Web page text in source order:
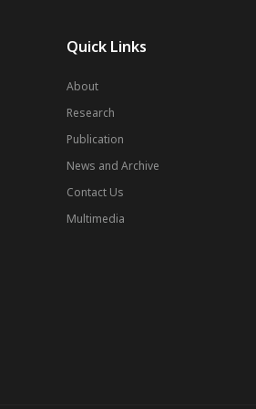
Quick Links
About
Research
Publication
News and Archive
Contact Us
Multimedia